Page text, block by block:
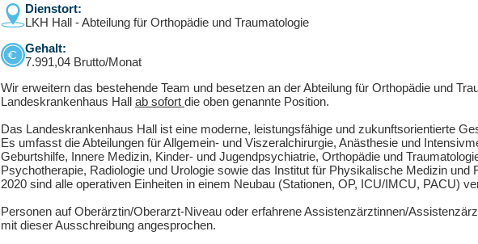
Dienstort:
LKH Hall - Abteilung für Orthopädie und Traumatologie
Gehalt:
7.991,04 Brutto/Monat
Wir erweitern das bestehende Team und besetzen an der Abteilung für Orthopädie und
Landeskrankenhaus Hall ab sofort die oben genannte Position.
Das Landeskrankenhaus Hall ist eine moderne, leistungsfähige und zukunftsorientierte
Es umfasst die Abteilungen für Allgemein- und Viszeralchirurgie, Anästhesie und
Geburtshilfe, Innere Medizin, Kinder- und Jugendpsychiatrie, Orthopädie und
Psychotherapie, Radiologie und Urologie sowie das Institut für Physikalische Medizin und
2020 sind alle operativen Einheiten in einem Neubau (Stationen, OP, ICU/IMCU, PACU)
Personen auf Oberärztin/Oberarzt-Niveau oder erfahrene Assistenzärztinnen/
mit dieser Ausschreibung angesprochen.